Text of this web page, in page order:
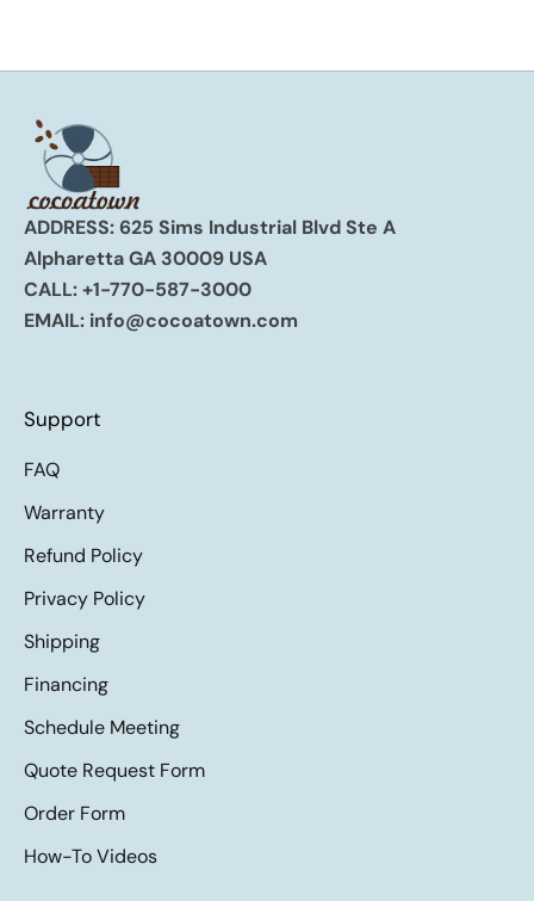
ADDRESS: 625 Sims Industrial Blvd Ste A
Alpharetta GA 30009 USA
CALL:+1-770-587-3000
EMAIL: info@cocoatown.com
Support
FAQ
Warranty
Refund Policy
Privacy Policy
Shipping
Financing
Schedule Meeting
Quote Request Form
Order Form
How-To Videos